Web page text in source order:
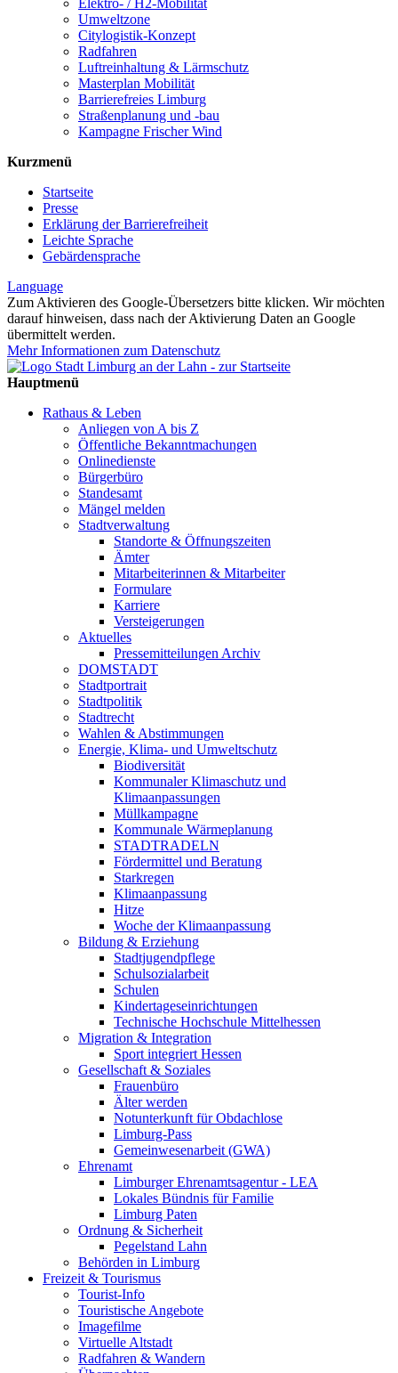
Elektro- / H2-Mobilität
Umweltzone
Citylogistik-Konzept
Radfahren
Luftreinhaltung & Lärmschutz
Masterplan Mobilität
Barrierefreies Limburg
Straßenplanung und -bau
Kampagne Frischer Wind
Kurzmenü
Startseite
Presse
Erklärung der Barrierefreiheit
Leichte Sprache
Gebärdensprache
Language
Zum Aktivieren des Google-Übersetzers bitte klicken. Wir möchten
darauf hinweisen, dass nach der Aktivierung Daten an Google
übermittelt werden.
Mehr Informationen zum Datenschutz
Hauptmenü
Rathaus & Leben
Anliegen von A bis Z
Öffentliche Bekanntmachungen
Onlinedienste
Bürgerbüro
Standesamt
Mängel melden
Stadtverwaltung
Standorte & Öffnungszeiten
Ämter
Mitarbeiterinnen & Mitarbeiter
Formulare
Karriere
Versteigerungen
Aktuelles
Pressemitteilungen Archiv
DOMSTADT
Stadtportrait
Stadtpolitik
Stadtrecht
Wahlen & Abstimmungen
Energie, Klima- und Umweltschutz
Biodiversität
Kommunaler Klimaschutz und
Klimaanpassungen
Müllkampagne
Kommunale Wärmeplanung
STADTRADELN
Fördermittel und Beratung
Starkregen
Klimaanpassung
Hitze
Woche der Klimaanpassung
Bildung & Erziehung
Stadtjugendpflege
Schulsozialarbeit
Schulen
Kindertageseinrichtungen
Technische Hochschule Mittelhessen
Migration & Integration
Sport integriert Hessen
Gesellschaft & Soziales
Frauenbüro
Älter werden
Notunterkunft für Obdachlose
Limburg-Pass
Gemeinwesenarbeit (GWA)
Ehrenamt
Limburger Ehrenamtsagentur - LEA
Lokales Bündnis für Familie
Limburg Paten
Ordnung & Sicherheit
Pegelstand Lahn
Behörden in Limburg
Freizeit & Tourismus
Tourist-Info
Touristische Angebote
Imagefilme
Virtuelle Altstadt
Radfahren & Wandern